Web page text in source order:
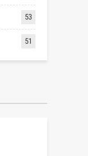
53
51